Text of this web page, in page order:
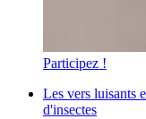
Participez !
Les vers luisants
d'insectes